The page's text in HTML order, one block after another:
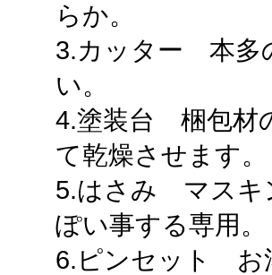
らか。
3.カッター 本多
い。
4.塗装台 梱包材
て乾燥させます。
5.はさみ マスキ
ぽい事する専用。
6.ピンセット お